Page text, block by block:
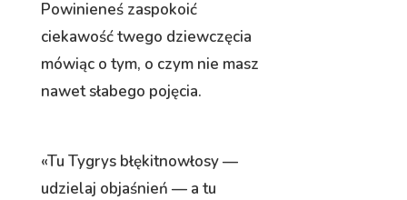
Powinieneś zaspokoić
ciekawość twego dziewczęcia
mówiąc o tym, o czym nie masz
nawet słabego pojęcia.
«Tu Tygrys błękitnowłosy —
udzielaj objaśnień — a tu